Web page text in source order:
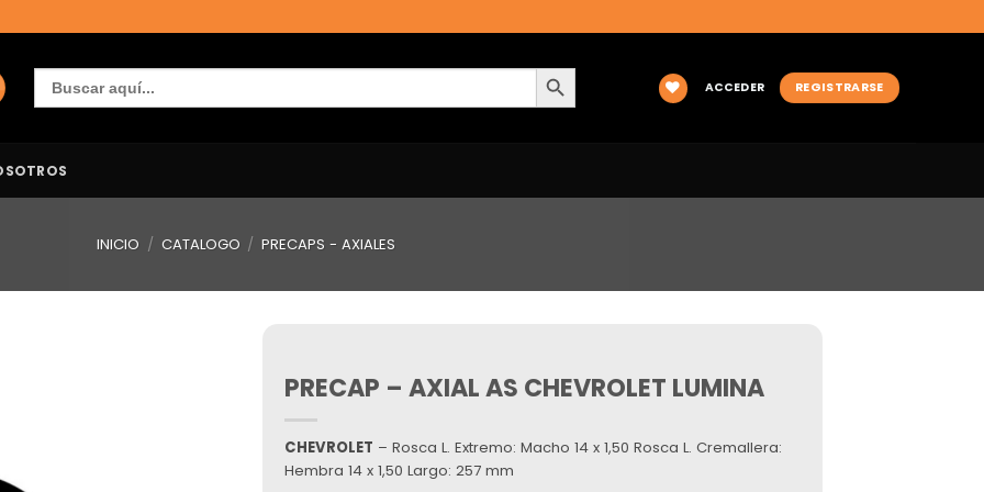
Buscar:
BOTÓN DE BÚSQUEDA
ACCEDER
REGISTRARSE
INICIO / CATALOGO / PRECAPS - AXIALES
PRECAP – AXIAL AS CHEVROLET LUMINA
CHEVROLET – Rosca L. Extremo: Macho 14 x 1,50 Rosca L. Cremallera:
Hembra 14 x 1,50 Largo: 257 mm